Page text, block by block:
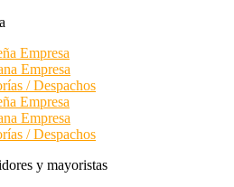
Empresa
Empresa
/ Despachos
Empresa
Empresa
/ Despachos
y mayoristas